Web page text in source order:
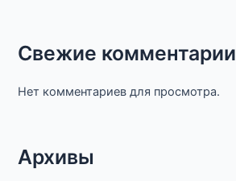
Свежие комментарии
Нет комментариев для просмотра.
Архивы